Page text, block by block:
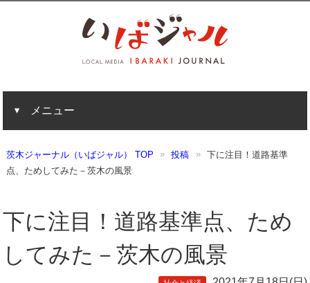
メニュー
茨木ジャーナル（いばジャル） TOP 投稿
下に注目！道路基準
点、ためしてみた－茨木の風景
下に注目！道路基準点、ため
してみた－茨木の風景